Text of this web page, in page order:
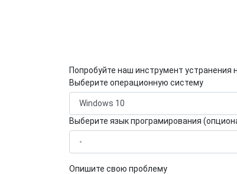
Попробуйте наш инструмент устранения
Выберите операционную систему
Выберите язык програмирования
Опишите свою проблему